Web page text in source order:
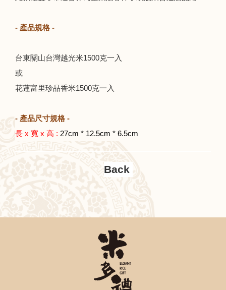
- 產品規格 -
台東關山台灣越光米1500克一入
或
花蓮富里珍品香米1500克一入
- 產品尺寸規格 -
長 x 寬 x 高 : 27cm * 12.5cm * 6.5cm